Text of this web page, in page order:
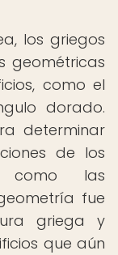
los griegos
geométricas
como el
dorado.
determinar
de los
como las
fue
griega y
que aún